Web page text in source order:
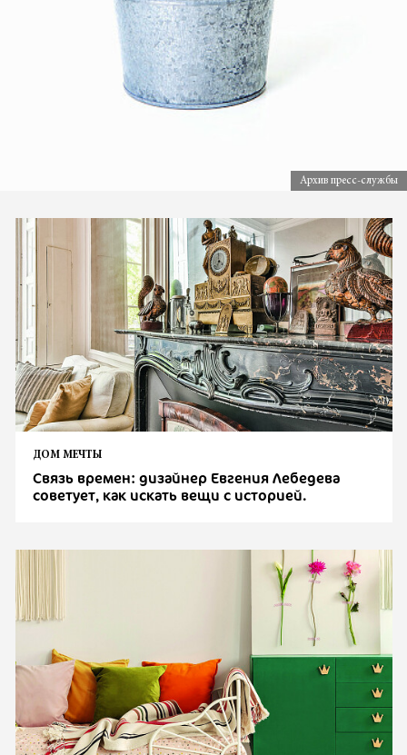
Архив пресс-службы
ДОМ МЕЧТЫ
Связь времен: дизайнер Евгения Лебедева
советует, как искать вещи с историей.